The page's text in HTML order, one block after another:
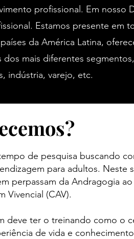
profissional. Em nosso
Estamos presente em
da América Latina,
mais diferentes
indústria, varejo, etc.
de pesquisa buscando
para adultos. Neste
perpassam da Andragogia ao
Vivencial (CAV).
deve ter o treinando como o
de vida e